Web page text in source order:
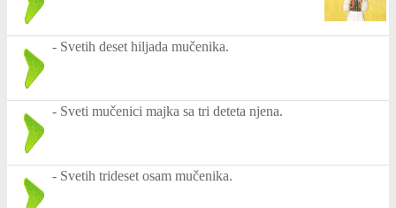
- Svetih deset hiljada mučenika.
- Sveti mučenici majka sa tri deteta njena.
- Svetih trideset osam mučenika.